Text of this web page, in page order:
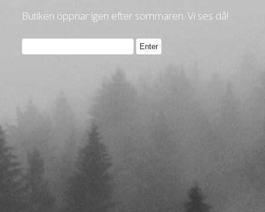
Butiken öppnar igen efter sommaren. Vi ses då!